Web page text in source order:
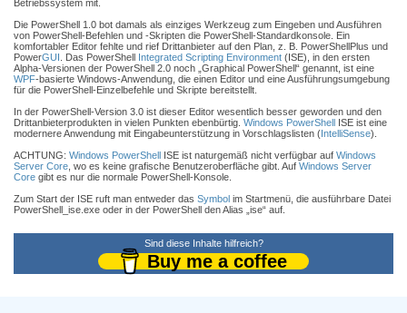
Betriebssystem mit.
Die PowerShell 1.0 bot damals als einziges Werkzeug zum Eingeben und Ausführen
von PowerShell-Befehlen und -Skripten die PowerShell-Standardkonsole. Ein
komfortabler Editor fehlte und rief Drittanbieter auf den Plan, z. B. PowerShellPlus und
PowerGUI . Das PowerShell Integrated Scripting Environment (ISE), in den ersten
Alpha-Versionen der PowerShell 2.0 noch „Graphical PowerShell“ genannt, ist eine
WPF-basierte Windows-Anwendung, die einen Editor und eine Ausführungsumgebung
für die PowerShell-Einzelbefehle und Skripte bereitstellt.
In der PowerShell-Version 3.0 ist dieser Editor wesentlich besser geworden und den
Drittanbieterprodukten in vielen Punkten ebenbürtig. Windows PowerShell ISE ist eine
modernere Anwendung mit Eingabeunterstützung in Vorschlagslisten (IntelliSense).
ACHTUNG: Windows PowerShell ISE ist naturgemäß nicht verfügbar auf Windows
Server Core , wo es keine grafische Benutzeroberfläche gibt. Auf Windows Server
Core gibt es nur die normale PowerShell-Konsole.
Zum Start der ISE ruft man entweder das Symbol im Startmenü, die ausführbare Datei
PowerShell_ise.exe oder in der PowerShell den Alias „ise“ auf.
Sind diese Inhalte hilfreich?
Buy me a coffee